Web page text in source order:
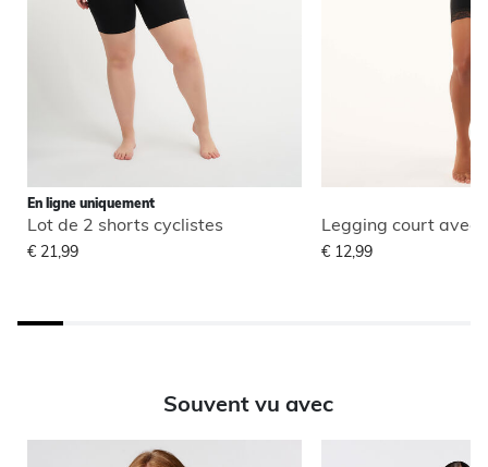
En ligne uniquement
Lot de 2 shorts cyclistes
€ 21,99
Legging court avec
€ 12,99
Souvent vu avec